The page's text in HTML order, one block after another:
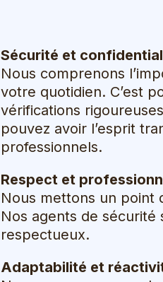
Sécurité et
Nous comprenons
votre quotidien. C’est
vérifications
pouvez avoir l’esprit
professionnels.
Respect et
Nous mettons un point
Nos agents de
respectueux.
Adaptabilité et